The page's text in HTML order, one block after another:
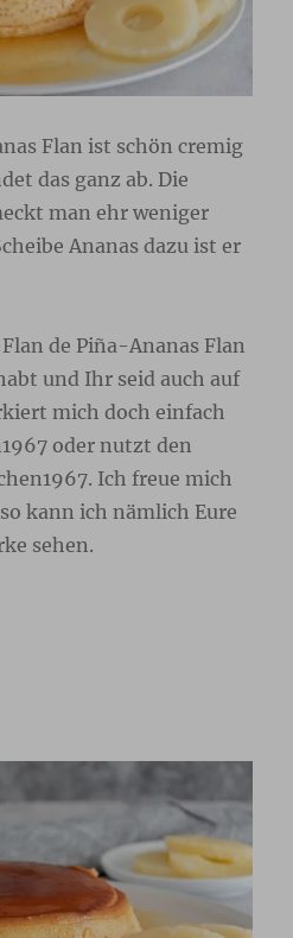
Flan ist schön cremig
das ganz ab. Die
man ehr weniger
Ananas dazu ist er
de Piña-Ananas Flan
und Ihr seid auch auf
mich doch einfach
oder nutzt den
Ich freue mich
kann ich nämlich Eure
sehen.